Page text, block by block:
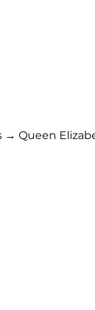
→ Queen